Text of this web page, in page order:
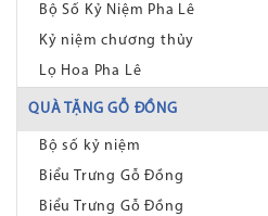
Bộ Số Kỷ Niệm Pha Lê
Kỷ niệm chương thủy
Lọ Hoa Pha Lê
QUÀ TẶNG GỖ ĐỒNG
Bộ số kỷ niệm
Biểu Trưng Gỗ Đồng
Biểu Trưng Gỗ Đồng